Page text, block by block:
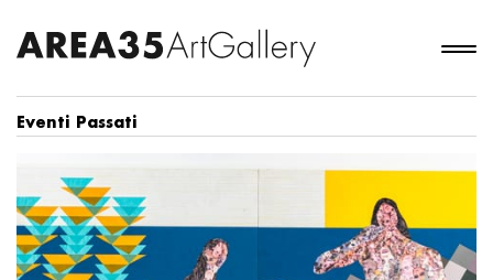
Eventi Passati